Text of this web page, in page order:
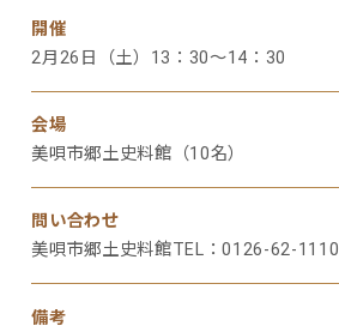
開催
2月26日（土）13：30～14：30
会場
美唄市郷土史料館（10名）
問い合わせ
美唄市郷土史料館TEL：0126-62-1110
備考